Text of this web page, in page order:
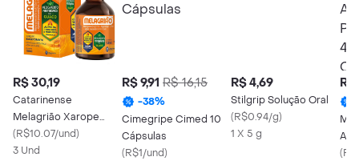
R$ 30,19
Catarinense
Melagrião Xarope
Expectorante Frasco
150ml
(R$10.07/und)
3 Und
R$ 9,91 R$ 16,15
-38%
Cimegripe Cimed 10
Cápsulas
(R$1/und)
R$ 4,69
Stilgrip Solução Oral
(R$0.94/g)
1 X 5 g
R$
(